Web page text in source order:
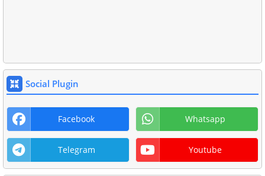
Social Plugin
Facebook Whatsapp
Telegram Youtube